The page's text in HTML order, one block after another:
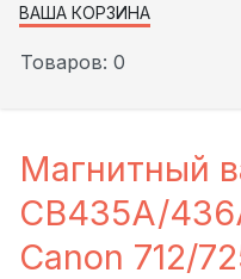
ВАША КОРЗИНА
Товаров: 0
Магнитный
CB435A/
Canon 712/